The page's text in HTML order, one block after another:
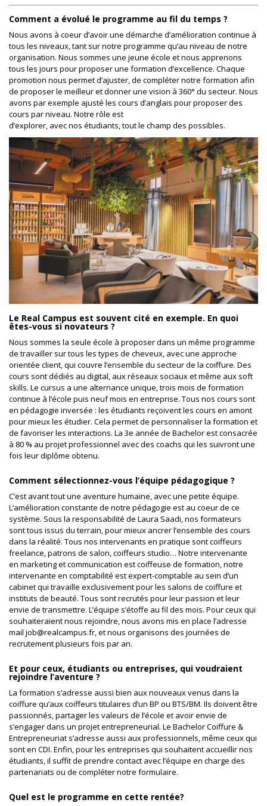
Comment a évolué le programme au fil du temps ?
Nous avons à coeur d’avoir une démarche d’amélioration continue à
tous les niveaux, tant sur notre programme qu’au niveau de notre
organisation. Nous sommes une jeune école et nous apprenons
tous les jours pour proposer une formation d’excellence. Chaque
promotion nous permet d’ajuster, de compléter notre formation afin
de proposer le meilleur et donner une vision à 360° du secteur. Nous
avons par exemple ajusté les cours d’anglais pour proposer des
cours par niveau. Notre rôle est
d’explorer, avec nos étudiants, tout le champ des possibles.
Le Real Campus est souvent cité en exemple. En quoi
êtes-vous si novateurs ?
Nous sommes la seule école à proposer dans un même programme
de travailler sur tous les types de cheveux, avec une approche
orientée client, qui couvre l’ensemble du secteur de la coiffure. Des
cours sont dédiés au digital, aux réseaux sociaux et même aux soft
skills. Le cursus a une alternance unique, trois mois de formation
continue à l’école puis neuf mois en entreprise. Tous nos cours sont
en pédagogie inversée : les étudiants reçoivent les cours en amont
pour mieux les étudier. Cela permet de personnaliser la formation et
de favoriser les interactions. La 3e année de Bachelor est consacrée
à 80 % au projet professionnel avec des coachs qui les suivront une
fois leur diplôme obtenu.
Comment sélectionnez-vous l’équipe pédagogique ?
C’est avant tout une aventure humaine, avec une petite équipe.
L’amélioration constante de notre pédagogie est au coeur de ce
système. Sous la responsabilité de Laura Saadi, nos formateurs
sont tous issus du terrain, pour mieux ancrer l’ensemble des cours
dans la réalité. Tous nos intervenants en pratique sont coiffeurs
freelance, patrons de salon, coiffeurs studio… Notre intervenante
en marketing et communication est coiffeuse de formation, notre
intervenante en comptabilité est expert-comptable au sein d’un
cabinet qui travaille exclusivement pour les salons de coiffure et
instituts de beauté. Tous sont recrutés pour leur passion et leur
envie de transmettre. L’équipe s’étoffe au fil des mois. Pour ceux qui
souhaiteraient nous rejoindre, nous avons mis en place l’adresse
mail job@realcampus.fr, et nous organisons des journées de
recrutement plusieurs fois par an.
Et pour ceux, étudiants ou entreprises, qui voudraient
rejoindre l’aventure ?
La formation s’adresse aussi bien aux nouveaux venus dans la
coiffure qu’aux coiffeurs titulaires d’un BP ou BTS/BM. Ils doivent être
passionnés, partager les valeurs de l’école et avoir envie de
s’engager dans un projet entrepreneurial. Le Bachelor Coiffure &
Entrepreneuriat s’adresse aussi aux professionnels, même ceux qui
sont en CDI. Enfin, pour les entreprises qui souhaitent accueillir nos
étudiants, il suffit de prendre contact avec l’équipe en charge des
partenariats ou de compléter notre formulaire.
Quel est le programme en cette rentée?